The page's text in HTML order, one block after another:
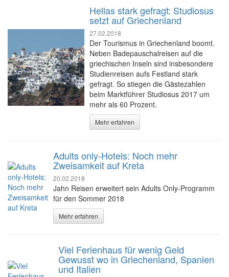
Hellas stark gefragt: Studiosus
setzt auf Griechenland
27.02.2018
Der Tourismus in Griechenland boomt.
Neben Badepauschalreisen auf die
griechischen Inseln sind insbesondere
Studienreisen aufs Festland stark
gefragt. So stiegen die Gästezahlen
beim Marktführer Studiosus 2017 um
mehr als 60 Prozent.
Mehr erfahren
Adults only-Hotels: Noch mehr
Zweisamkeit auf Kreta
20.02.2018
Jahn Reisen erweitert sein Adults Only-Programm
für den Sommer 2018
Mehr erfahren
Viel Ferienhaus für wenig Geld
Gewusst wo in Griechenland, Spanien
und Italien